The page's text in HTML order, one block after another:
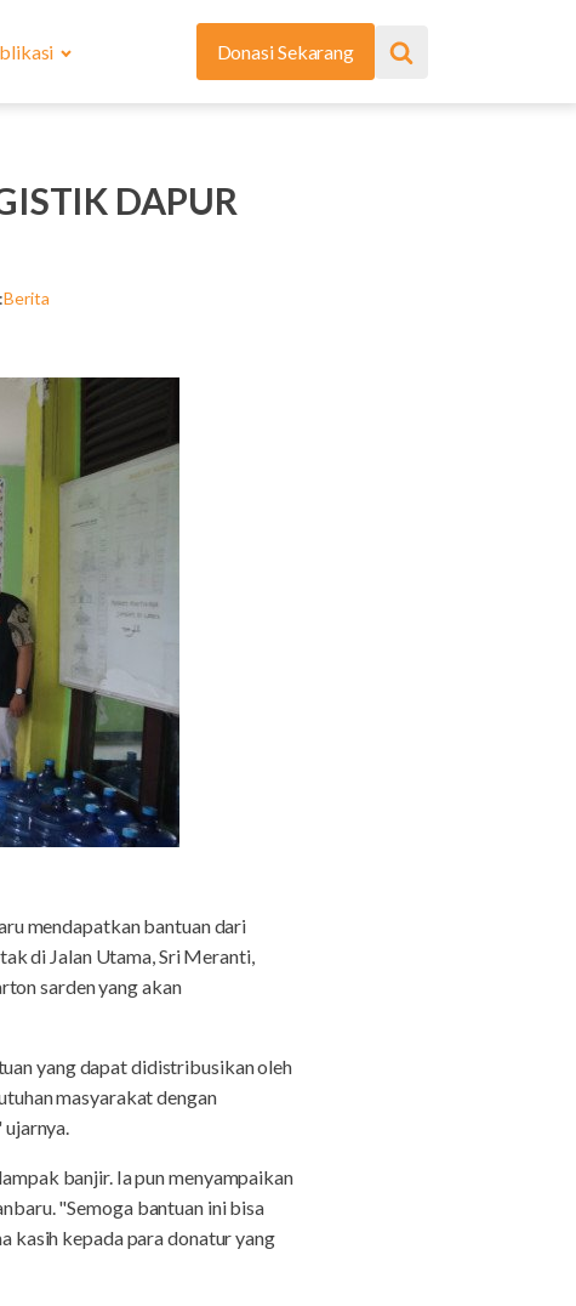
Donasi Sekarang
DAPUR
Berita
mendapatkan bantuan dari
di Jalan Utama, Sri Meranti,
sarden yang akan
yang dapat didistribusikan oleh
masyarakat dengan
banjir. Ia pun menyampaikan
"Semoga bantuan ini bisa
kasih kepada para donatur yang